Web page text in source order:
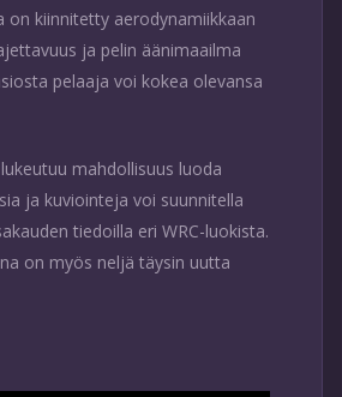
kiinnitetty aerodynamiikkaan
ja pelin äänimaailma
pelaaja voi kokea olevansa
mahdollisuus luoda
ja kuviointeja voi suunnitella
tiedoilla eri WRC-luokista.
on myös neljä täysin uutta